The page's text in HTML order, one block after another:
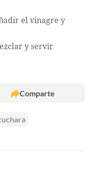
el vinagre y
y servir
Comparte